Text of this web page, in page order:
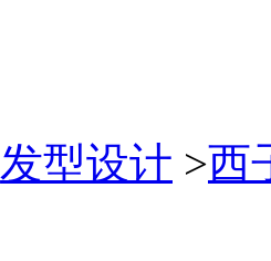
发型设计 >西